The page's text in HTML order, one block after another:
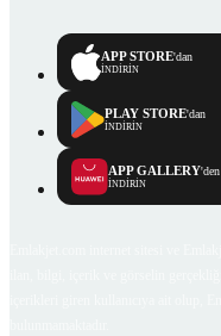
APP STORE'dan
İNDİRİN
PLAY STORE'dan
İNDİRİN
APP GALLERY'den
İNDİRİN